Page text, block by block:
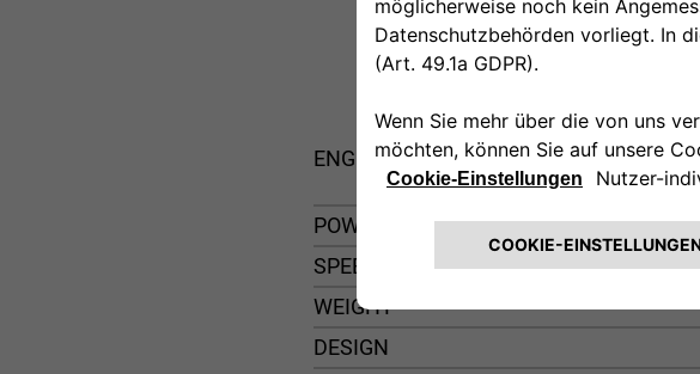
ENGINE
POWER
SPEED
WEIGHT
DESIGN